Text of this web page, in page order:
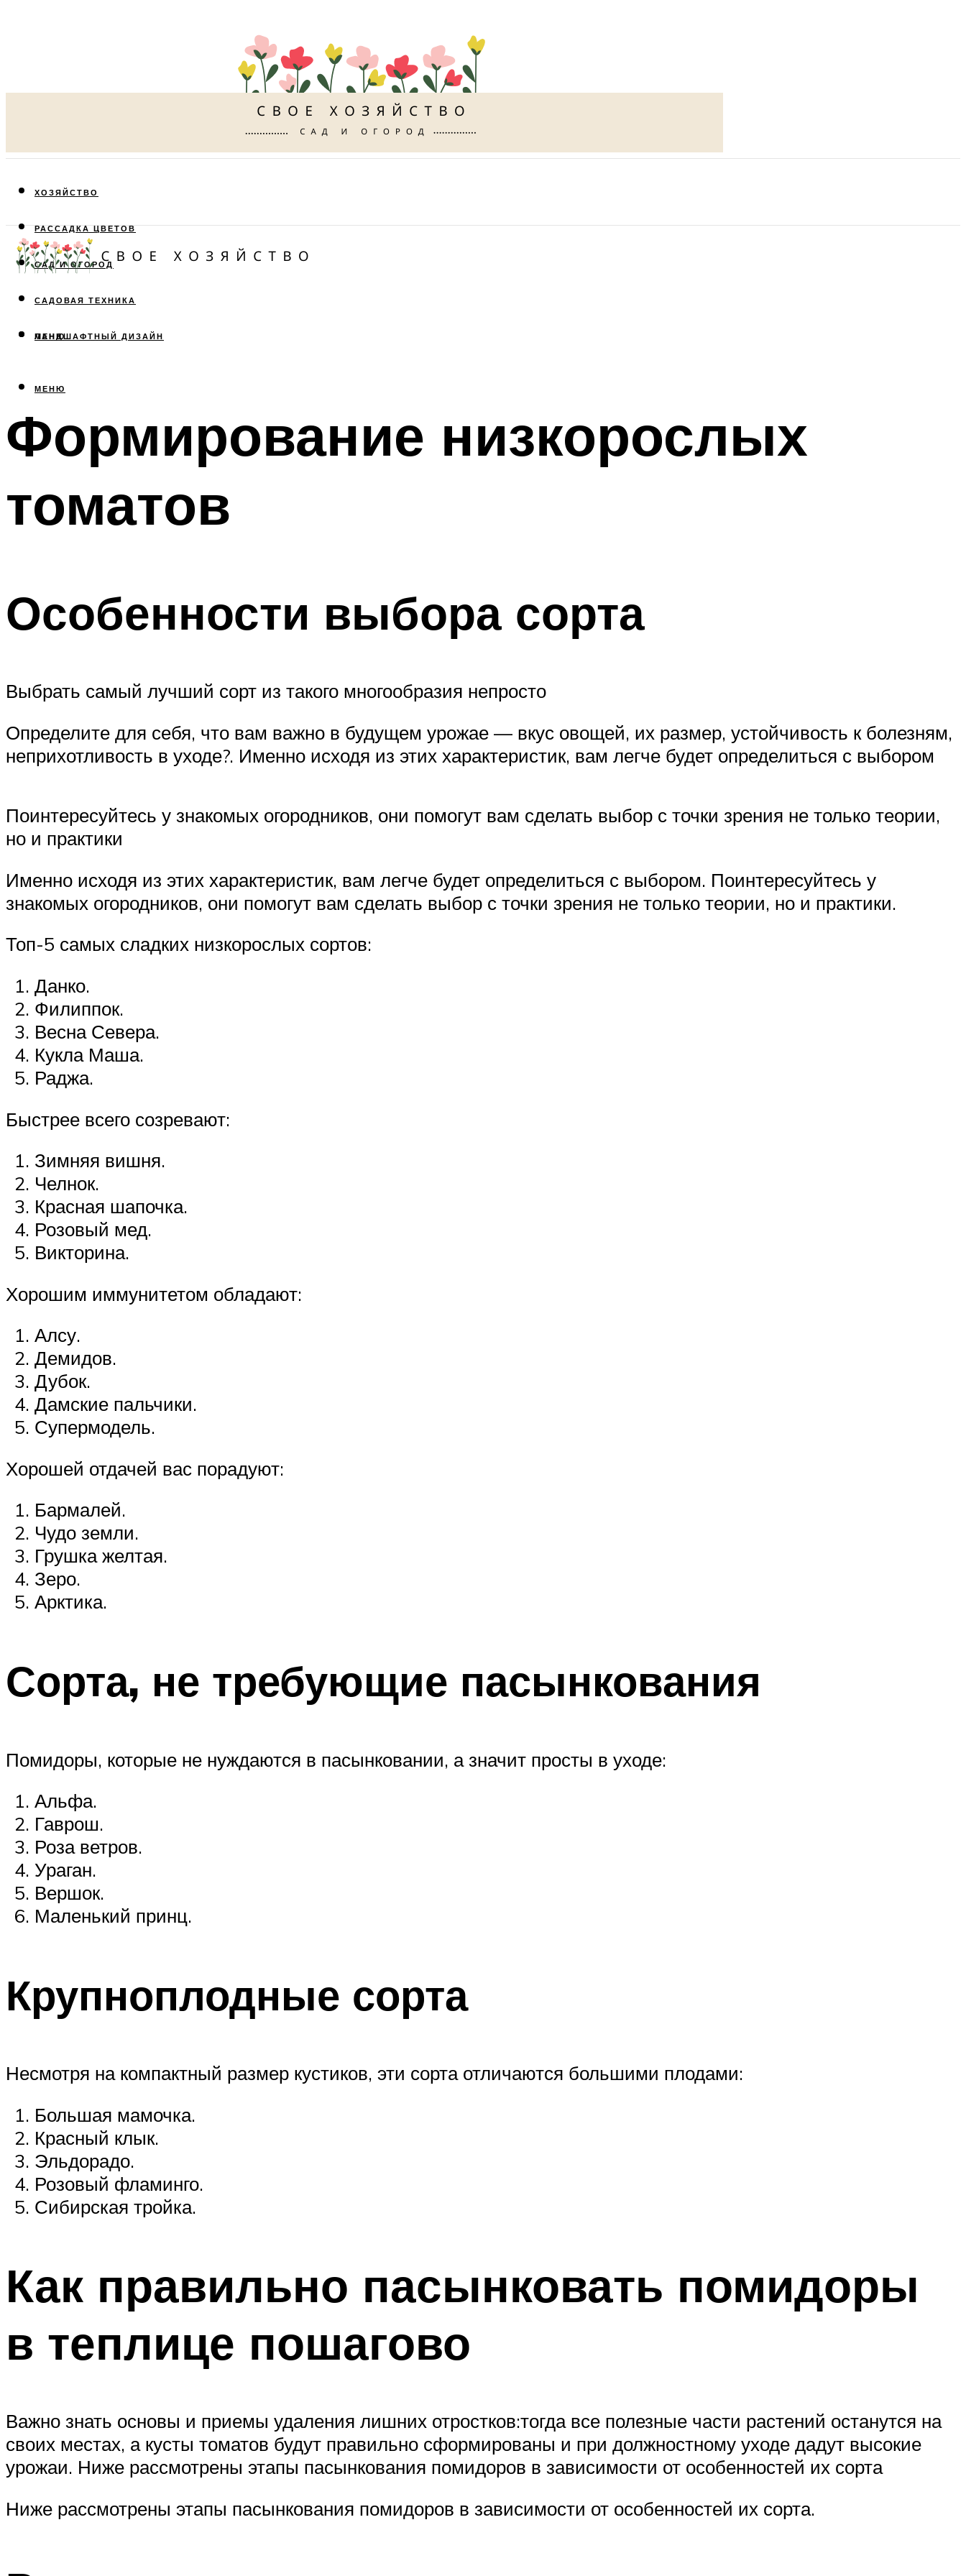
ХОЗЯЙСТВО
РАССАДКА ЦВЕТОВ
САД И ОГОРОД
САДОВАЯ ТЕХНИКА
ЛАНДШАФТНЫЙ ДИЗАЙН
МЕНЮ
МЕНЮ
Формирование низкорослых
томатов
Особенности выбора сорта
Выбрать самый лучший сорт из такого многообразия непросто
Определите для себя, что вам важно в будущем урожае — вкус овощей, их размер, устойчивость к болезням,
неприхотливость в уходе?. Именно исходя из этих характеристик, вам легче будет определиться с выбором
Поинтересуйтесь у знакомых огородников, они помогут вам сделать выбор с точки зрения не только теории,
но и практики
Именно исходя из этих характеристик, вам легче будет определиться с выбором. Поинтересуйтесь у
знакомых огородников, они помогут вам сделать выбор с точки зрения не только теории, но и практики.
Топ-5 самых сладких низкорослых сортов:
Данко.
Филиппок.
Весна Севера.
Кукла Маша.
Раджа.
Быстрее всего созревают:
Зимняя вишня.
Челнок.
Красная шапочка.
Розовый мед.
Викторина.
Хорошим иммунитетом обладают:
Алсу.
Демидов.
Дубок.
Дамские пальчики.
Супермодель.
Хорошей отдачей вас порадуют:
Бармалей.
Чудо земли.
Грушка желтая.
Зеро.
Арктика.
Сорта, не требующие пасынкования
Помидоры, которые не нуждаются в пасынковании, а значит просты в уходе:
Альфа.
Гаврош.
Роза ветров.
Ураган.
Вершок.
Маленький принц.
Крупноплодные сорта
Несмотря на компактный размер кустиков, эти сорта отличаются большими плодами:
Большая мамочка.
Красный клык.
Эльдорадо.
Розовый фламинго.
Сибирская тройка.
Как правильно пасынковать помидоры
в теплице пошагово
Важно знать основы и приемы удаления лишних отростков:тогда все полезные части растений останутся на
своих местах, а кусты томатов будут правильно сформированы и при должностному уходе дадут высокие
урожаи. Ниже рассмотрены этапы пасынкования помидоров в зависимости от особенностей их сорта
Ниже рассмотрены этапы пасынкования помидоров в зависимости от особенностей их сорта.